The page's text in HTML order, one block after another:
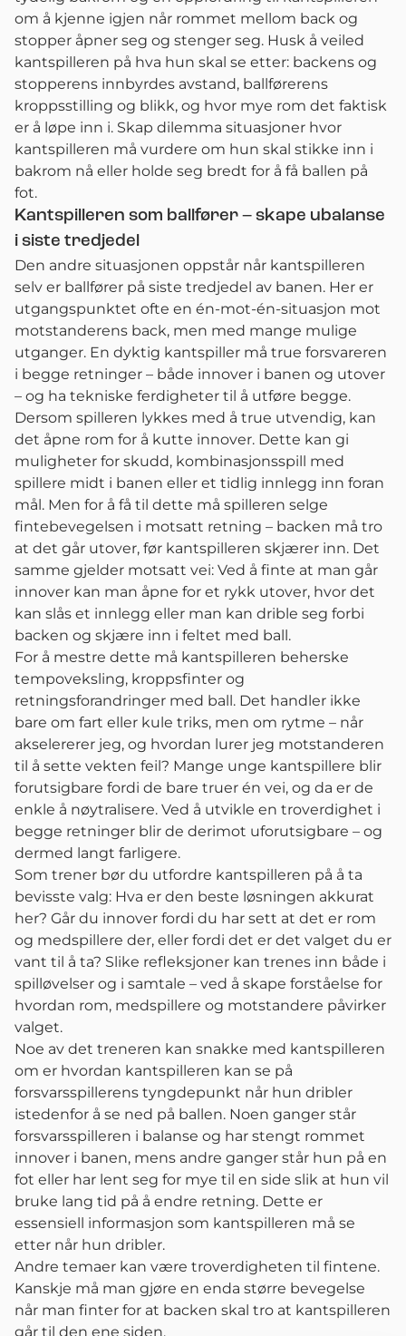
om å kjenne igjen når rommet mellom back og
stopper åpner seg og stenger seg. Husk å veiled
kantspilleren på hva hun skal se etter: backens og
stopperens innbyrdes avstand, ballførerens
kroppsstilling og blikk, og hvor mye rom det faktisk
er å løpe inn i. Skap dilemma situasjoner hvor
kantspilleren må vurdere om hun skal stikke inn i
bakrom nå eller holde seg bredt for å få ballen på
fot.
Kantspilleren som ballfører – skape ubalanse
i siste tredjedel
Den andre situasjonen oppstår når kantspilleren
selv er ballfører på siste tredjedel av banen. Her er
utgangspunktet ofte en én-mot-én-situasjon mot
motstanderens back, men med mange mulige
utganger. En dyktig kantspiller må true forsvareren
i begge retninger – både innover i banen og utover
– og ha tekniske ferdigheter til å utføre begge.
Dersom spilleren lykkes med å true utvendig, kan
det åpne rom for å kutte innover. Dette kan gi
muligheter for skudd, kombinasjonsspill med
spillere midt i banen eller et tidlig innlegg inn foran
mål. Men for å få til dette må spilleren selge
fintebevegelsen i motsatt retning – backen må tro
at det går utover, før kantspilleren skjærer inn. Det
samme gjelder motsatt vei: Ved å finte at man går
innover kan man åpne for et rykk utover, hvor det
kan slås et innlegg eller man kan drible seg forbi
backen og skjære inn i feltet med ball.
For å mestre dette må kantspilleren beherske
tempoveksling, kroppsfinter og
retningsforandringer med ball. Det handler ikke
bare om fart eller kule triks, men om rytme – når
akselererer jeg, og hvordan lurer jeg motstanderen
til å sette vekten feil? Mange unge kantspillere blir
forutsigbare fordi de bare truer én vei, og da er de
enkle å nøytralisere. Ved å utvikle en troverdighet i
begge retninger blir de derimot uforutsigbare – og
dermed langt farligere.
Som trener bør du utfordre kantspilleren på å ta
bevisste valg: Hva er den beste løsningen akkurat
her? Går du innover fordi du har sett at det er rom
og medspillere der, eller fordi det er det valget du er
vant til å ta? Slike refleksjoner kan trenes inn både i
spilløvelser og i samtale – ved å skape forståelse for
hvordan rom, medspillere og motstandere påvirker
valget.
Noe av det treneren kan snakke med kantspilleren
om er hvordan kantspilleren kan se på
forsvarsspillerens tyngdepunkt når hun dribler
istedenfor å se ned på ballen. Noen ganger står
forsvarsspilleren i balanse og har stengt rommet
innover i banen, mens andre ganger står hun på en
fot eller har lent seg for mye til en side slik at hun vil
bruke lang tid på å endre retning. Dette er
essensiell informasjon som kantspilleren må se
etter når hun dribler.
Andre temaer kan være troverdigheten til fintene.
Kanskje må man gjøre en enda større bevegelse
når man finter for at backen skal tro at kantspilleren
går til den ene siden.